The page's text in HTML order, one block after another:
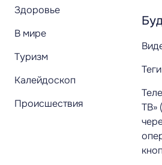
Здоровье
В мире
Туризм
Калейдоскоп
Происшествия
Теги
ТВ»